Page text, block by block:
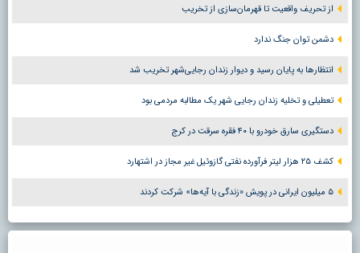
از تحریف واقعیت تا قهرمان‌سازی از تخریب
دشمن توان جنگ ندارد
انتظارها به پایان رسید و دیوار زندان رجایی‌شهر تخریب شد
تعطیلی و تخلیه زندان رجایی شهر یک مطالبه مردمی بود
دستگیری سارق خودرو با ۴۰ فقره سرقت در کرج
کشف ۲۵ هزار لیتر فرآورده نفتی گازوئیل غیر مجاز در اشتهارد
۵ میلیون ایرانی در پویش «زندگی با آیه‌ها» شرکت کردند